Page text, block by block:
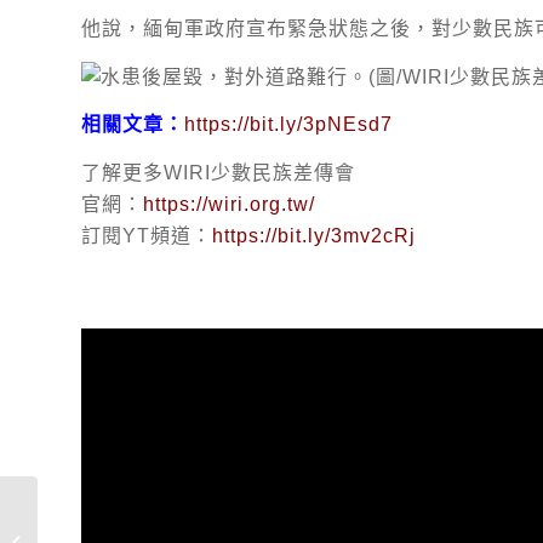
他說，緬甸軍政府宣布緊急狀態之後，對少數民
相關文章： https://bit.ly/3pNEsd7
了解更多WIRI少數民族差傳會
官網： https://wiri.org.tw/
訂閱YT頻道： https://bit.ly/3mv2cRj